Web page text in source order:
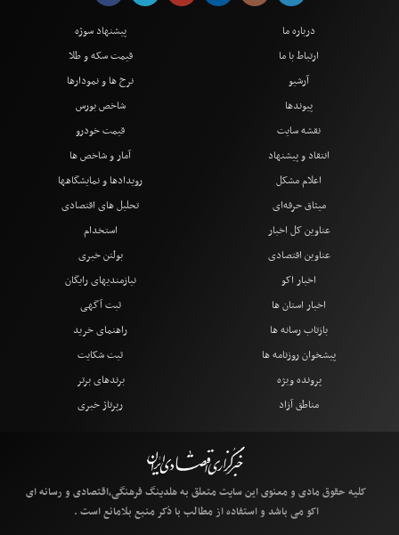
درباره ما
ارتباط با ما
آرشیو
پیوندها
نقشه سایت
انتقاد و پیشنهاد
اعلام مشکل
میثاق حرفه‌ای
پیشنهاد سوژه
قیمت سکه و طلا
نرخ ها و نمودارها
شاخص بورس
قیمت خودرو
آمار و شاخص ها
رویدادها و نمایشگاهها
تحلیل های اقتصادی
عناوین کل اخبار
عناوین اقتصادی
اخبار اکو
اخبار استان ها
بازتاب رسانه ها
پیشخوان روزنامه ها
پرونده ویژه
مناطق آزاد
استخدام
بولتن خبری
نیازمندیهای رایگان
ثبت آگهی
راهنمای خرید
ثبت شکایت
برندهای برتر
رپرتاژ خبری
کلیه حقوق مادی و معنوی این سایت متعلق به هلدینگ فرهنگی،اقتصادی و رسانه ای
اکو می باشد و استفاده از مطالب با ذکر منبع بلامانع است .